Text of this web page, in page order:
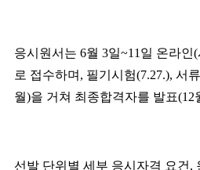
응시원서는 6월 3일~11 일 온라인(
로 접수하며 , 필기시험(7.27.), 서
월)을 거쳐 최종합격자를 발표(12
선발 단위별 세부 응시자격 요건 ,